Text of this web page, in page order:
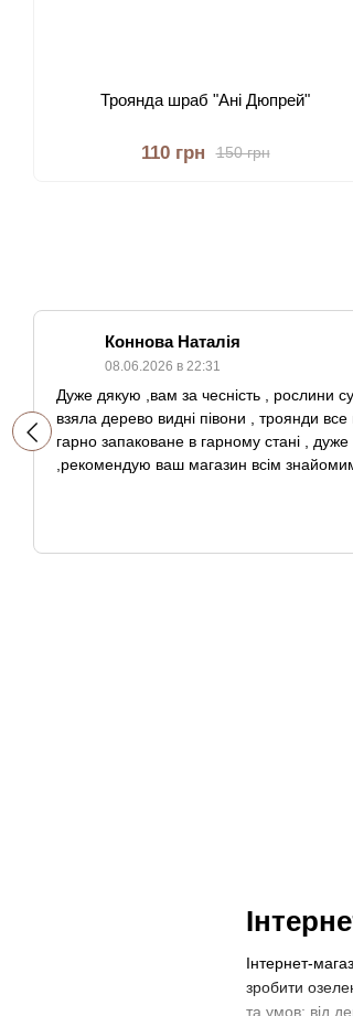
Троянда шраб "Ані Дюпрей"
150 грн
110 грн
Коннова Наталія
08.06.2026 в 22:31
Дуже дякую ,вам за чесність , рослини
взяла дерево видні півони , троянди
гарно запаковане в гарному стані ,
,рекомендую ваш магазин всім
Інтернет-
зробити
та умов: від